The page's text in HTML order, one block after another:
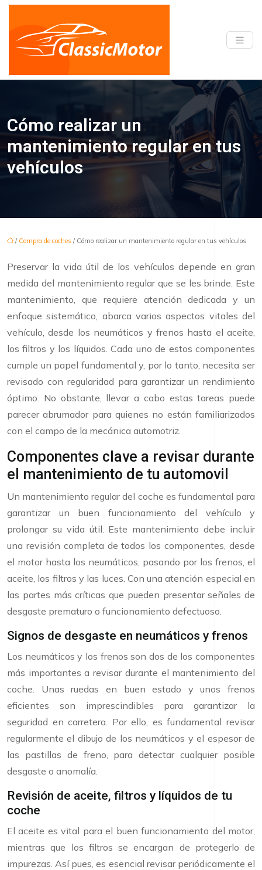
Cómo realizar un
mantenimiento regular en tus
vehículos
/ Compra de coches / Cómo realizar un mantenimiento regular en tus vehículos
Preservar la vida útil de los vehículos depende en gran
medida del mantenimiento regular que se les brinde. Este
mantenimiento, que requiere atención dedicada y un
enfoque sistemático, abarca varios aspectos vitales del
vehículo, desde los neumáticos y frenos hasta el aceite,
los filtros y los líquidos. Cada uno de estos componentes
cumple un papel fundamental y, por lo tanto, necesita ser
revisado con regularidad para garantizar un rendimiento
óptimo. No obstante, llevar a cabo estas tareas puede
parecer abrumador para quienes no están familiarizados
con el campo de la mecánica automotriz.
Componentes clave a revisar durante
el mantenimiento de tu automovil
Un mantenimiento regular del coche es fundamental para
garantizar un buen funcionamiento del vehículo y
prolongar su vida útil. Este mantenimiento debe incluir
una revisión completa de todos los componentes, desde
el motor hasta los neumáticos, pasando por los frenos, el
aceite, los filtros y las luces. Con una atención especial en
las partes más críticas que pueden presentar señales de
desgaste prematuro o funcionamiento defectuoso.
Signos de desgaste en neumáticos y frenos
Los neumáticos y los frenos son dos de los componentes
más importantes a revisar durante el mantenimiento del
coche. Unas ruedas en buen estado y unos frenos
eficientes son imprescindibles para garantizar la
seguridad en carretera. Por ello, es fundamental revisar
regularmente el dibujo de los neumáticos y el espesor de
las pastillas de freno, para detectar cualquier posible
desgaste o anomalía.
Revisión de aceite, filtros y líquidos de tu
coche
El aceite es vital para el buen funcionamiento del motor,
mientras que los filtros se encargan de protegerlo de
impurezas. Así pues, es esencial revisar periódicamente el